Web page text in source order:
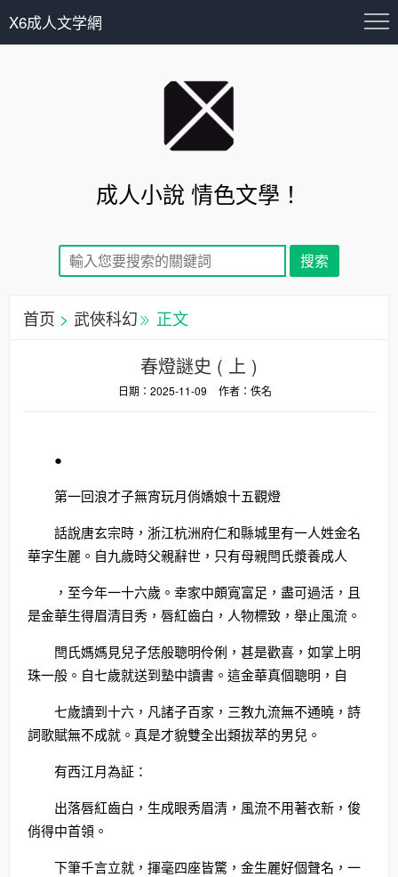
X6成人文学網
成人小說 情色文學！
首页 > 武俠科幻 正文
春燈謎史 ( 上 )
日期：2025-11-09 作者：佚名
●
第一回浪才子無宵玩月俏嬌娘十五觀燈
話說唐玄宗時，浙江杭洲府仁和縣城里有一人姓金名
華字生麗。自九歲時父親辭世，只有母親閆氏漿養成人
，至今年一十六歲。幸家中頗寬富足，盡可過活，且
是金華生得眉清目秀，唇紅齒白，人物標致，舉止風流。
閆氏媽媽見兒子恁般聰明伶俐，甚是歡喜，如掌上明
珠一般。自七歲就送到塾中讀書。這金華真個聰明，自
七歲讀到十六，凡諸子百家，三教九流無不通曉，詩
詞歌賦無不成就。真是才貌雙全出類拔萃的男兒。
有西江月為証：
出落唇紅齒白，生成眼秀眉清，風流不用著衣新，俊
俏得中首領。
下筆千言立就，揮毫四座皆驚，金生麗好個聲名，一